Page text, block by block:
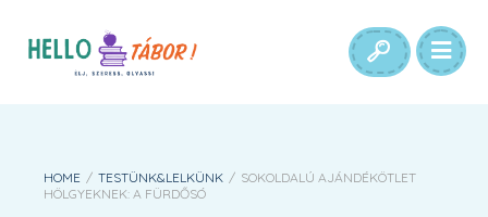
HOME / TESTÜNK&LELKÜNK / SOKOLDALÚ AJÁNDÉKÖTLET
HÖLGYEKNEK: A FÜRDŐSÓ